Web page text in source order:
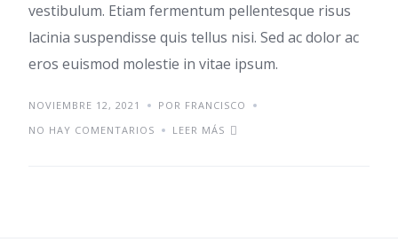
vestibulum. Etiam fermentum pellentesque risus
lacinia suspendisse quis tellus nisi. Sed ac dolor ac
eros euismod molestie in vitae ipsum.
NOVIEMBRE 12, 2021
POR FRANCISCO
NO HAY COMENTARIOS
LEER MÁS